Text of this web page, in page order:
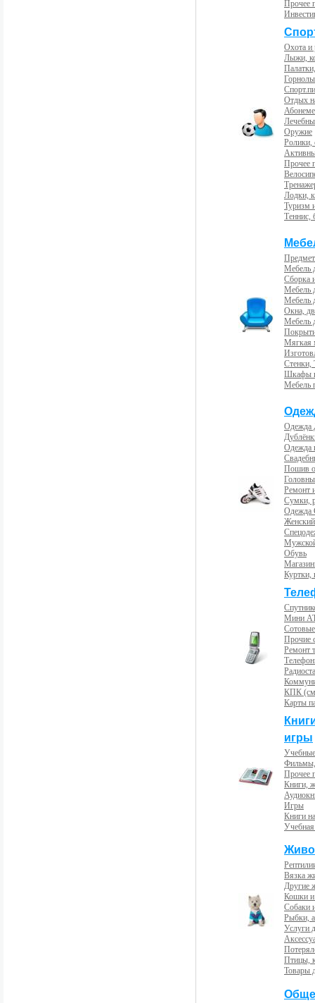
Прочее
Охота и
Лыжи,
Отдых
Оружие
Ролики,
Прочее
Лодки,
Туризм
Теннис,
Мебель
Сборка
Мебель
Мебель
Окна,
Мебель
Мягкая
Стенки,
Шкафы
Мебель
Одежда
Одежда
Пошив
Ремонт
Сумки,
Одежда
Обувь
Куртки,
Мини
Прочие
Ремонт
КПК
Карты
игры
Прочее
Книги,
Игры
Книги
Вязка
Другие
Кошки и
Собаки
Рыбки,
Услуги
Птицы,
Товары